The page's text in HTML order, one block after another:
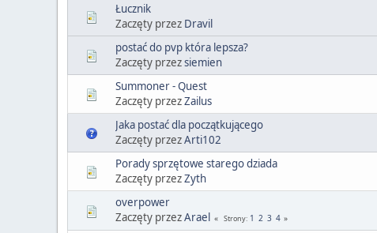
Łucznik
Zaczęty przez Dravil
postać do pvp która lepsza?
Zaczęty przezsiemien
Summoner - Quest
Zaczęty przezZailus
Jaka postać dla początkującego
Zaczęty przezArti102
Porady sprzętowe starego dziada
Zaczęty przezZyth
overpower
Zaczęty przezArael Strony 1 2 3 4